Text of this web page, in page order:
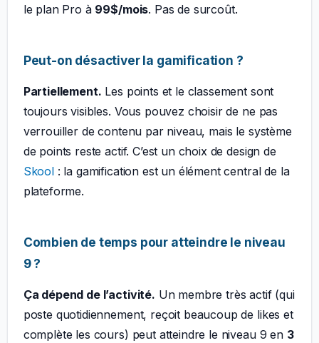
le plan Pro à 99$/mois. Pas de surcoût.
Peut-on désactiver la gamification ?
Partiellement. Les points et le classement sont
toujours visibles. Vous pouvez choisir de ne pas
verrouiller de contenu par niveau, mais le système
de points reste actif. C’est un choix de design de
Skool: la gamification est un élément central de la
plateforme.
Combien de temps pour atteindre le niveau
9 ?
Ça dépend de l’activité. Un membre très actif (qui
poste quotidiennement, reçoit beaucoup de likes et
complète les cours) peut atteindre le niveau 9 en 3